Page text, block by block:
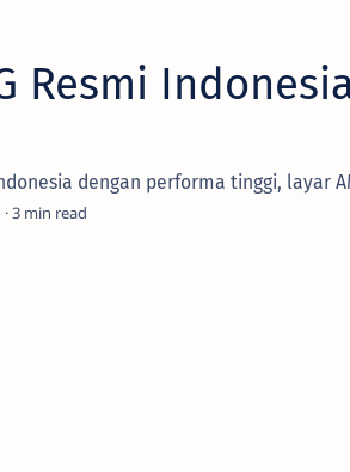
Resmi
dengan performa tinggi, layar
3